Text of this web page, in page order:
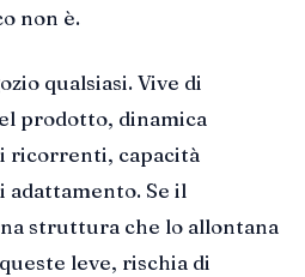
non è.
qualsiasi. Vive di
prodotto, dinamica
ricorrenti, capacità
Se il
struttura che lo allontana
leve, rischia di